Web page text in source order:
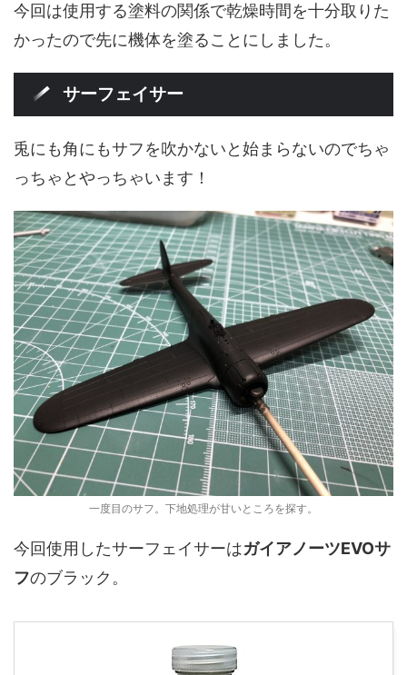
今回は使用する塗料の関係で乾燥時間を十分取りた
かったので先に機体を塗ることにしました。
サーフェイサー
兎にも角にもサフを吹かないと始まらないのでちゃ
っちゃとやっちゃいます！
一度目のサフ。下地処理が甘いところを探す。
今回使用したサーフェイサーはガイアノーツEVOサ
フのブラック。